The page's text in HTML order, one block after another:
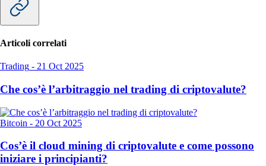
Articoli correlati
Trading - 21 Oct 2025
Che cos’è l’arbitraggio nel trading di criptovalute?
Bitcoin - 20 Oct 2025
Cos’è il cloud mining di criptovalute e come possono
iniziare i principianti?